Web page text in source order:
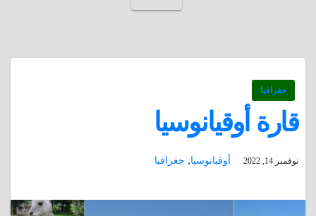
جغرافيا
قارة أوقيانوسيا
نوفمبر 14, 2022 أوقيانوسيا, جغرافيا